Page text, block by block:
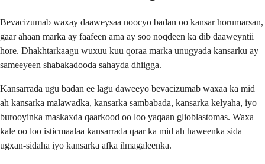
Bevacizumab waxay daaweysaa noocyo badan oo kansar horumarsan,
gaar ahaan marka ay faafeen ama ay soo noqdeen ka dib daaweyntii
hore. Dhakhtarkaagu wuxuu kuu qoraa marka unugyada kansarku ay
sameeyeen shabakadooda sahayda dhiigga.
Kansarrada ugu badan ee lagu daweeyo bevacizumab waxaa ka mid
ah kansarka malawadka, kansarka sambabada, kansarka kelyaha, iyo
burooyinka maskaxda qaarkood oo loo yaqaan glioblastomas. Waxa
kale oo loo isticmaalaa kansarrada qaar ka mid ah haweenka sida
ugxan-sidaha iyo kansarka afka ilmagaleenka.